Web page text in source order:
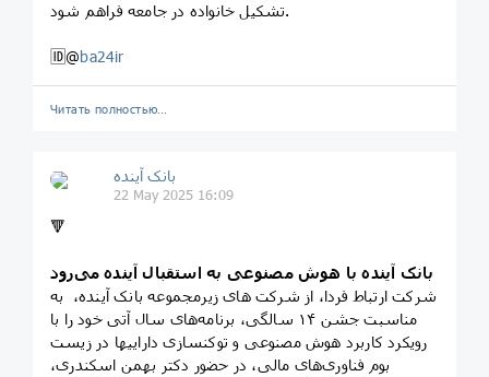
تشکیل خانواده در جامعه فراهم شود.
🆔@ba24ir
Читать полностью…
بانک آینده
22 May 2025 16:09
🔻
بانک آینده با هوش مصنوعی به استقبال آینده می‌رود
شرکت ارتباط فردا، از شرکت های زیرمجموعه بانک آینده، به
مناسبت جشن ۱۴ سالگی، برنامه‌های سال آتی خود را با
رویکرد کاربرد هوش مصنوعی و توکن‏سازی دارایی‏ها در زیست
بوم فناوری‌های مالی، در حضور دکتر بهمن اسکندری،